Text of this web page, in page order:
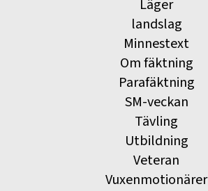
Läger
landslag
Minnestext
Om fäktning
Parafäktning
SM-veckan
Tävling
Utbildning
Veteran
Vuxenmotionärer